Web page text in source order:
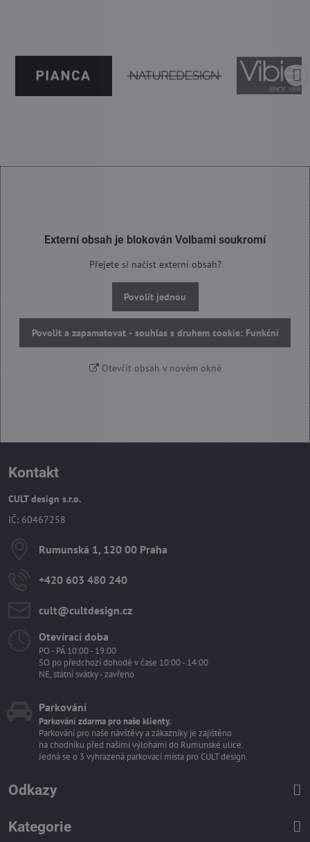
Externí obsah je blokován Volbami soukromí
Přejete si načíst externí obsah?
Povolit jednou
Povolit a zapamatovat - souhlas s druhem cookie: Funkční
Otevřít obsah v novém okně
Kontakt
CULT design s.r.o.
IČ: 60467258
Rumunská 1, 120 00 Praha
+420 603 480 240
cult​@cultdesign​.cz
Otevírací doba
PO - PÁ 10:00 - 19:00
SO po předchozí dohodě v čase 10:00 - 14:00
NE, státní svátky - zavřeno
Parkování
Parkování zdarma pro naše klienty.
Parkování pro naše návštěvy a zákazníky je zajištěno
na chodníku před našimi výlohami do Rumunské ulice.
Jedná se o 3 vyhrazená parkovací místa pro CULT design.
Odkazy
Kategorie